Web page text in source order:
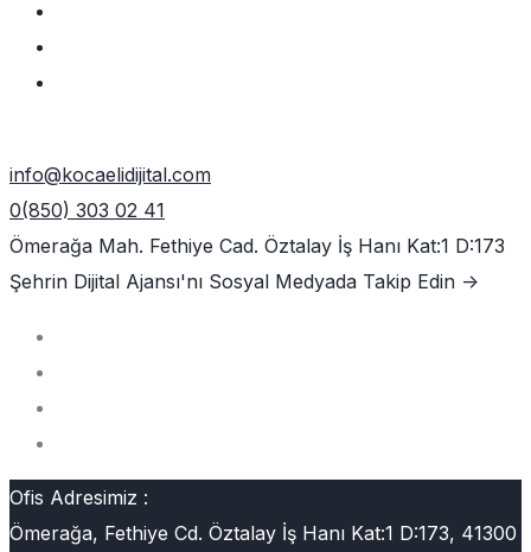
info@kocaelidijital.com
0(850) 303 02 41
Ömerağa Mah. Fethiye Cad. Öztalay İş Hanı Kat:1 D:173
Şehrin Dijital Ajansı'nı Sosyal Medyada Takip Edin ->
Ofis Adresimiz :
Ömerağa, Fethiye Cd. Öztalay İş Hanı Kat:1 D:173, 41300